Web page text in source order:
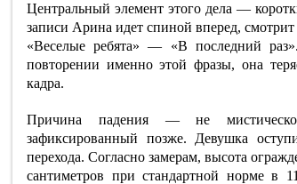
Центральный элемент этого дела —
записи Арина идет спиной вперед,
«Веселые ребята» — «В последний
повторении именно этой фразы, она
кадра.
Причина падения — не
зафиксированный позже. Девушка
перехода. Согласно замерам, высота
сантиметров при стандартной норме в